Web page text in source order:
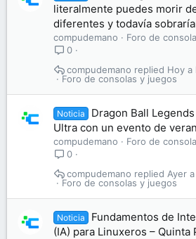
literalmente puedes morir
diferentes y todavía
compudemano
Foro de
0
Foro de consolas y juegos
Hoy a
compudemano
Noticia
Dragon Ball
Ultra con un evento de
compudemano
Foro de
0
Foro de consolas y juegos
Ayer
compudemano
Noticia
Fundamentos de
(IA) para Linuxeros – Quinta